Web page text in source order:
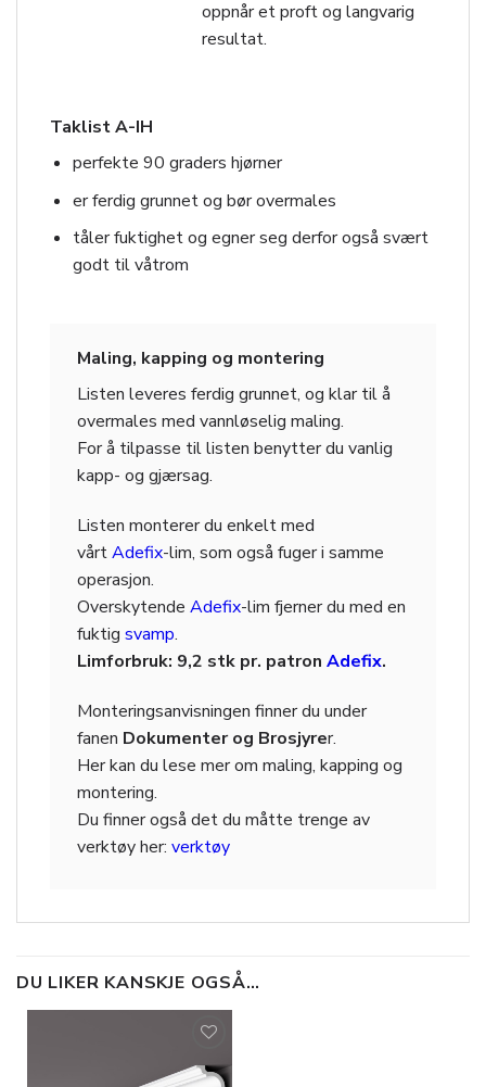
oppnår et proft og langvarig
resultat.
Taklist A-IH
perfekte 90 graders hjørner
er ferdig grunnet og bør overmales
tåler fuktighet og egner seg derfor også svært
godt til våtrom
Maling, kapping og montering
Listen leveres ferdig grunnet, og klar til å
overmales med vannløselig maling.
For å tilpasse til listen benytter du vanlig
kapp- og gjærsag.
Listen monterer du enkelt med
vårtAdefix-lim, som også fuger i samme
operasjon.
Overskytende Adefix-lim fjerner du med en
fuktig svamp.
Limforbruk: 9,2 stk pr. patron Adefix.
Monteringsanvisningen finner du under
fanen Dokumenter og Brosjyrer.
Her kan du lese mer om maling, kapping og
montering.
Du finner også det du måtte trenge av
verktøy her: verktøy
DU LIKER KANSKJE OGSÅ…